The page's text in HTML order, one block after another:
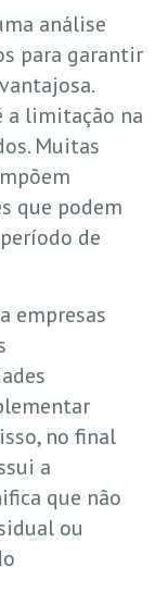
análise
para garantir
a limitação na
Muitas
que podem
de
empresas
no final
a
que não
ou